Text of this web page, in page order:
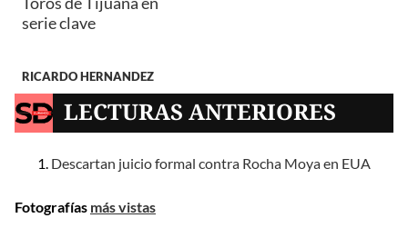
serie clave
RICARDO HERNANDEZ
LECTURAS ANTERIORES
Descartan juicio formal contra Rocha Moya en EUA
Fotografías más vistas